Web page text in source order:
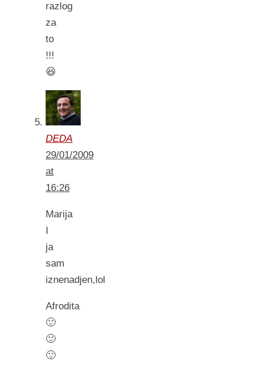
razlog
za
to
!!!
😆
DEDA
29/01/2009
at
16:26
Marija
I
ja
sam
iznenadjen,lol
Afrodita
🙂
🙂
🙂